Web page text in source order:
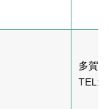
多賀
TEL: